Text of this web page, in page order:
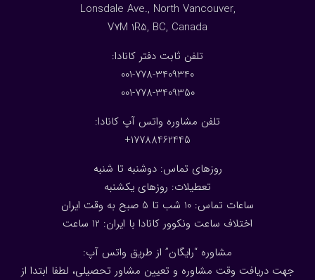
Lonsdale Ave., North Vancouver,
V7M 1R5, BC, Canada
:تلفن ثابت دفتر کانادا
001-778-3409340
001-778-3409350
تلفن مشاوره واتس آپ کانادا:
17788462445+
روزهای تماس: دوشنبه تا شنبه
تعطیلات: روزهای یکشنبه
ساعات تماس: 10 شب تا 5 صبح به وقت ایران
اختلاف ساعت ونکوور کانادا با ایران: 1 2 ساعت
مشاوره “رایگان” از طریق واتس آپ:
جهت دریافت وقت مشاوره و تعیین مشاور تحصیلی، لطفا ابتدا از